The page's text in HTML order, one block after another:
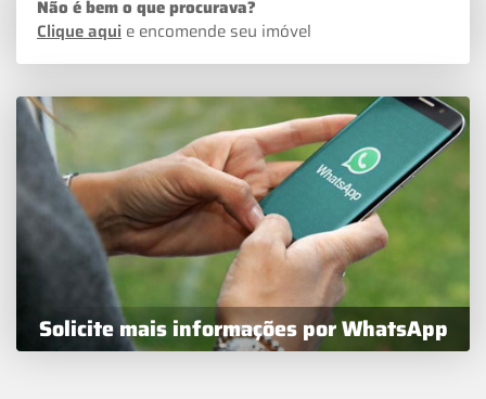
Não é bem o que procurava?
Clique aqui e encomende seu imóvel
Solicite mais informações por WhatsApp